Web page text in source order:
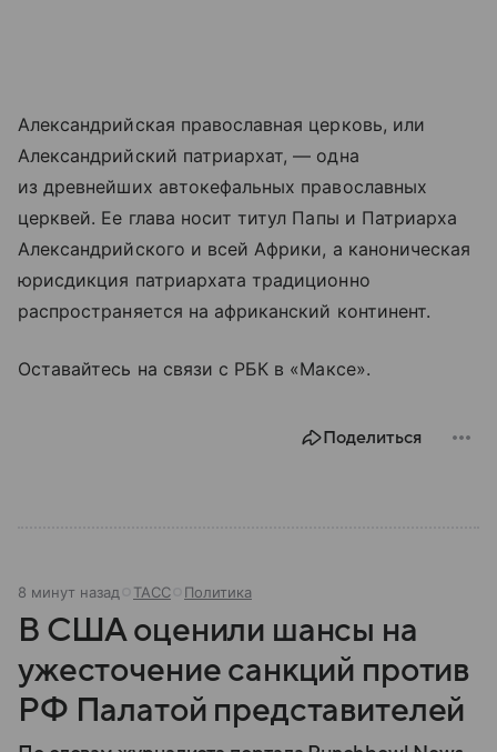
Александрийская православная церковь, или
Александрийский патриархат, — одна
из древнейших автокефальных православных
церквей. Ее глава носит титул Папы и Патриарха
Александрийского и всей Африки, а каноническая
юрисдикция патриархата традиционно
распространяется на африканский континент.
Оставайтесь на связи с РБК в «Максе».
Поделиться
8 минут назад ТАСС Политика
В США оценили шансы на
ужесточение санкций против
РФ Палатой представителей